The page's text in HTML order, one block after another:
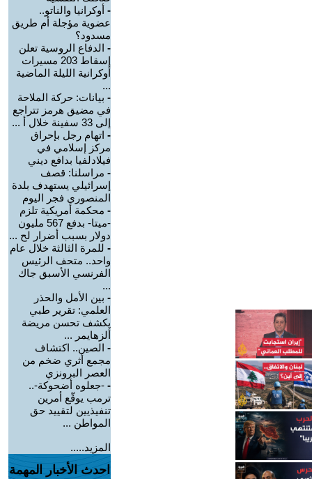
- أوكرانيا والناتو..
عضوية مؤجلة أم طريق
مسدود؟
- الدفاع الروسية تعلن
إسقاط 203 مسيرات
أوكرانية الليلة الماضية
...
- بيانات: حركة الملاحة
في مضيق هرمز تتراجع
إلى 33 سفينة خلال أ ...
- اتهام رجل بإحراق
مركز إسلامي في
فيلادلفيا بدافع ديني
- مراسلنا: قصف
إسرائيلي يستهدف بلدة
المنصوري فجر اليوم
- محكمة أمريكية تلزم
-ميتا- بدفع 567 مليون
دولار بسبب أضرار لح ...
- للمرة الثالثة خلال عام
واحد.. متحف الرئيس
الفرنسي الأسبق جاك
...
- بين الأمل والحذر
العلمي: تقرير طبي
يكشف تحسن مريضة
ألزهايمر ...
- الصين.. اكتشاف
مجمع أثري ضخم من
العصر البرونزي
- -جعلوه أضحوكة-..
ترمب يوقّع أمرين
تنفيذيين لتقييد حق
المواطن ...
المزيد.....
احدث الأخبار المهمة